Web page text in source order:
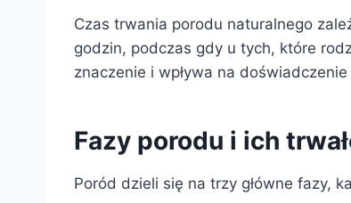
Czas trwania porodu naturalnego
godzin, podczas gdy u tych, które
znaczenie i wpływa na
Fazy porodu i ich
Poród dzieli się na trzy główne fazy,